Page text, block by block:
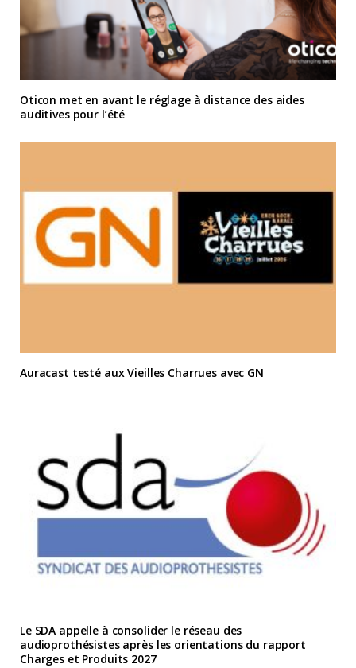
Oticon met en avant le réglage à distance des aides
auditives pour l’été
Auracast testé aux Vieilles Charrues avec GN
Le SDA appelle à consolider le réseau des
audioprothésistes après les orientations du rapport
Charges et Produits 2027